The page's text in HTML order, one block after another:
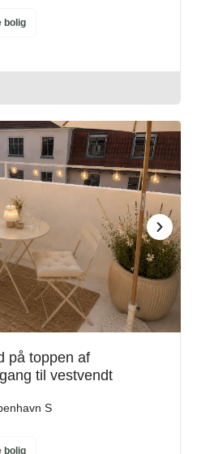
bolig
på toppen af
til vestvendt
S
bolig